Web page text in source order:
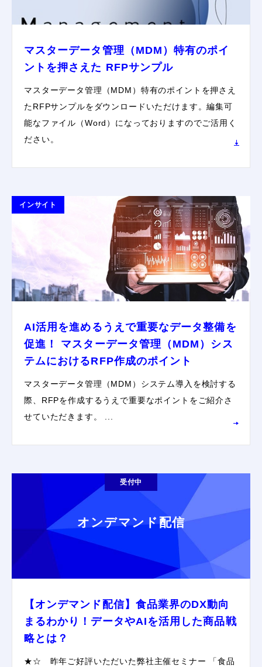
マスターデータ管理（MDM）特有のポイ
ントを押さえた RFPサンプル
マスターデータ管理（MDM）特有のポイントを押さえ
たRFPサンプルをダウンロードいただけます。編集可
能なファイル（Word）になっておりますのでご活用く
ださい。
インサイト
AI活用を進めるうえで重要なデータ整備を
促進！ マスターデータ管理（MDM）シス
テムにおけるRFP作成のポイント
マスターデータ管理（MDM）システム導入を検討する
際、RFPを作成するうえで重要なポイントをご紹介さ
せていただきます。 ...
受付中
オンデマンド配信
【オンデマンド配信】食品業界のDX動向
まるわかり！データやAIを活用した商品戦
略とは？
★☆ 昨年ご好評いただいた弊社主催セミナー 「食品